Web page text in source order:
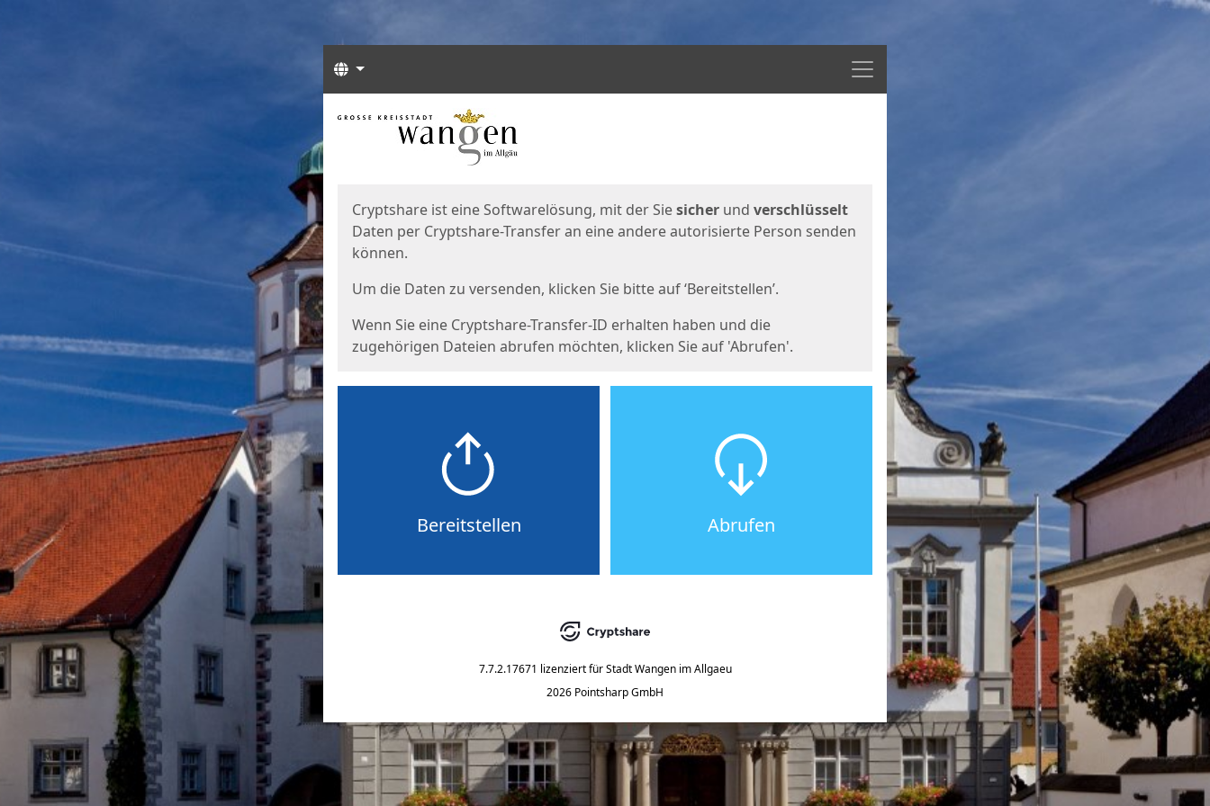
Menü
Sprachen
Start
Cryptshare ist eine Softwarelösung, mit der Siesicher und verschlüsselt
Daten per Cryptshare-Transfer an eine andere autorisierte Person senden
können.
Um die Daten zu versenden, klicken Sie bitte auf ‘Bereitstellen’.
Wenn Sie eine Cryptshare-Transfer-ID erhalten haben und die
zugehörigen Dateien abrufen möchten, klicken Sie auf 'Abrufen'.
Bereitstellen Abrufen
7.7.2.17671 lizenziert für Stadt Wangen im Allgaeu
2026 Pointsharp GmbH